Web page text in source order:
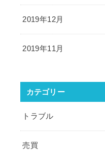
2019年12月
2019年11月
カテゴリー
トラブル
売買